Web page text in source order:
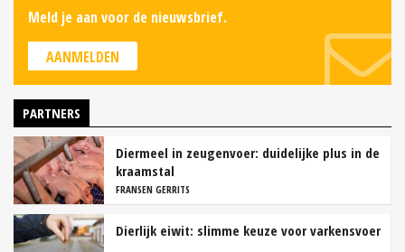
Meld je aan voor de nieuwsbrief.
AANMELDEN
PARTNERS
Diermeel in zeugenvoer: duidelijke plus in de
kraamstal
FRANSEN GERRITS
Dierlijk eiwit: slimme keuze voor varkensvoer